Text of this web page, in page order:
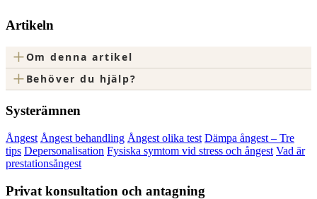
Artikeln
+Om denna artikel
+ Behöver du hjälp?
Systerämnen
Ångest Ångest behandling Ångest olika test Dämpa ångest – Tre
tips Depersonalisation Fysiska symtom vid stress och ångest Vad är
prestationsångest
Privat konsultation och antagning